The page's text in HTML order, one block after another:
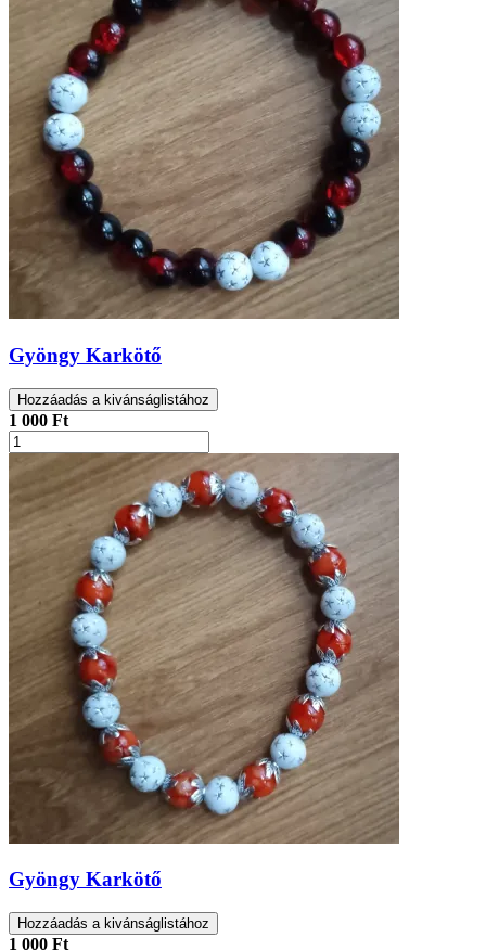
Gyöngy Karkötő
Hozzáadás a kivánságlistához
1 000 Ft
Gyöngy Karkötő
Hozzáadás a kivánságlistához
1 000 Ft